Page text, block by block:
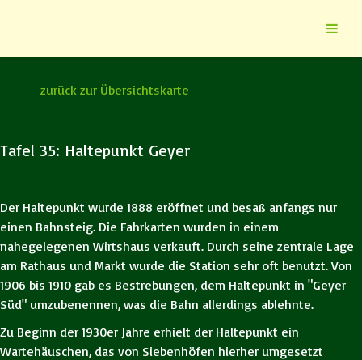
zurück zur Übersichtskarte
Tafel 35: Haltepunkt Geyer
Der Haltepunkt wurde 1888 eröffnet und besaß anfangs nur
einen Bahnsteig. Die Fahrkarten wurden in einem
nahegelegenen Wirtshaus verkauft. Durch seine zentrale Lage
am Rathaus und Markt wurde die Station sehr oft benutzt. Von
1906 bis 1910 gab es Bestrebungen, dem Haltepunkt in "Geyer
Süd" umzubenennen, was die Bahn allerdings ablehnte.
Zu Beginn der 1930er Jahre erhielt der Haltepunkt ein
Wartehäuschen, das von Siebenhöfen hierher umgesetzt